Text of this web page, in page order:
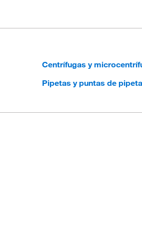
Centrífugas y
Pipetas y puntas de pipeta